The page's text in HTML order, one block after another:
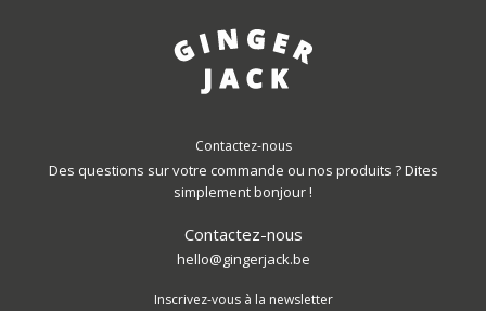
Contactez-nous
Des questions sur votre commande ou nos produits ? Dites
simplement bonjour !
Contactez-nous
hello@gingerjack.be
Inscrivez-vous à la newsletter